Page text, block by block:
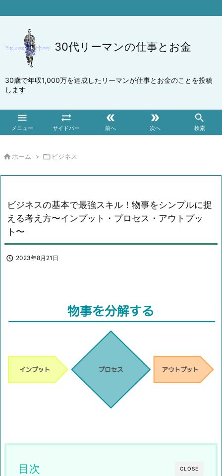
30代リーマンの仕事とお金
30歳で年収1,000万を達成したリーマンが仕事とお金のことを投稿
します

メニュー

サイドバー

前へ

次へ

検索
 ホーム >  ビジネス
ビジネスの基本で最強スキル！物事をシンプルに捉
える考え方〜インプット・プロセス・アウトプッ
ト〜
 2023年8月21日
CLOSE
目次